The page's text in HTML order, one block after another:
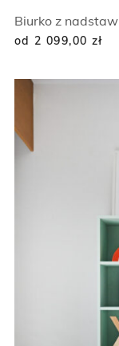
Biurko z
od 2 099,00 zł